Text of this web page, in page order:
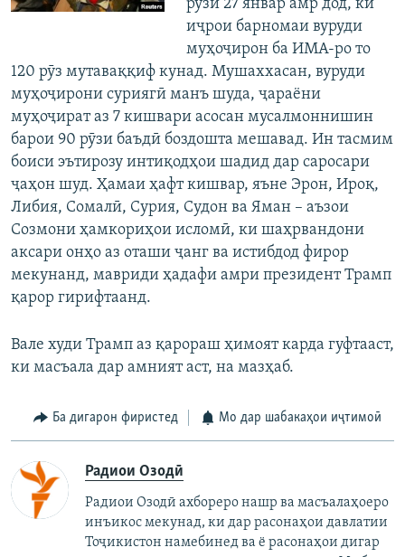
рӯзи 27 январ амр дод, ки
иҷрои барномаи вуруди
муҳоҷирон ба ИМА-ро то
120 рӯз мутаваққиф кунад. Мушаххасан, вуруди
муҳоҷирони суриягӣ манъ шуда, ҷараёни
муҳоҷират аз 7 кишвари асосан мусалмоннишин
барои 90 рӯзи баъдӣ боздошта мешавад. Ин тасмим
боиси эътирозу интиқодҳои шадид дар саросари
ҷаҳон шуд. Ҳамаи ҳафт кишвар, яъне Эрон, Ироқ,
Либия, Сомалӣ, Сурия, Судон ва Яман – аъзои
Созмони ҳамкориҳои исломӣ, ки шаҳрвандони
аксари онҳо аз оташи ҷанг ва истибдод фирор
мекунанд, мавриди ҳадафи амри президент Трамп
қарор гирифтаанд.
Вале худи Трамп аз қарораш ҳимоят карда гуфтааст,
ки масъала дар амният аст, на мазҳаб.
Ба дигарон фиристед Мо дар шабакаҳои иҷтимоӣ
Радиои Озодӣ
Радиои Озодӣ ахбореро нашр ва масъалаҳоеро
инъикос мекунад, ки дар расонаҳои давлатии
Тоҷикистон намебинед ва ё расонаҳои дигар